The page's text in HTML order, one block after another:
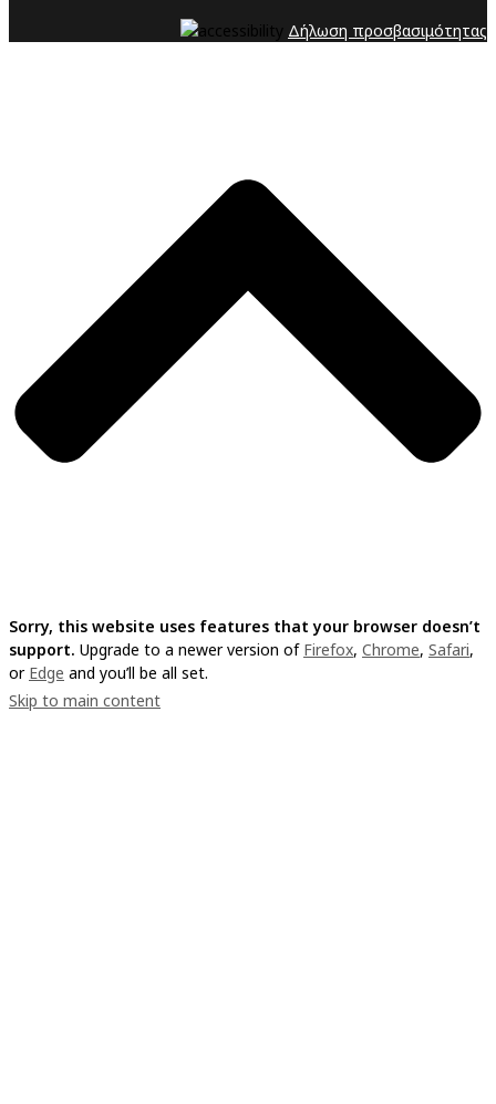
Δήλωση προσβασιμότητας
Sorry, this website uses features that your browser doesn’t
support. Upgrade to a newer version of Firefox, Chrome, Safari,
or Edge and you’ll be all set.
Skip to main content